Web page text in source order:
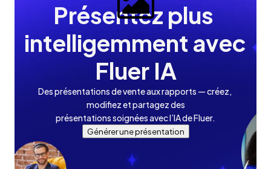
Présentez plus
intelligemment avec
Fluer IA
Des présentations de vente aux rapports — créez,
modifiez et partagez des
présentations soignées avec l’IA de Fluer.
Générer une présentation